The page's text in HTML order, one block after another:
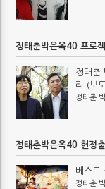
정태춘박은옥40 프로
정태춘
리 (보
정태춘
정태춘박은옥40 헌정
베스트
정태춘